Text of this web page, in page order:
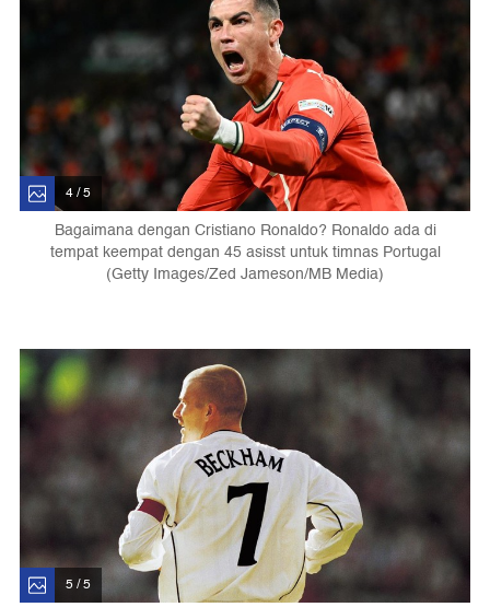
4 / 5
Bagaimana dengan Cristiano Ronaldo? Ronaldo ada di
tempat keempat dengan 45 asisst untuk timnas Portugal
(Getty Images/Zed Jameson/MB Media)
5 / 5